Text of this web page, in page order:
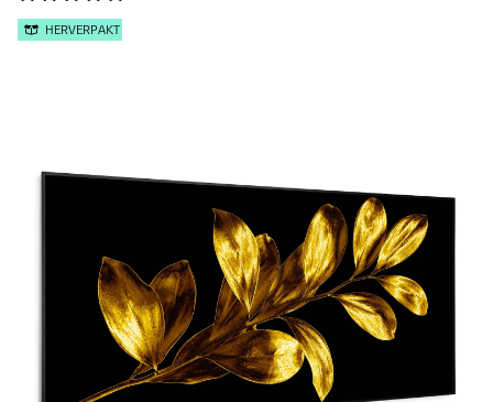
HERVERPAKT